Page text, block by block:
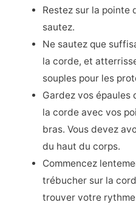
Restez sur la pointe
sautez.
Ne sautez que
la corde, et
souples pour les
Gardez vos
la corde avec vos
bras. Vous devez
du haut du corps.
Commencez
trébucher sur la
trouver votre